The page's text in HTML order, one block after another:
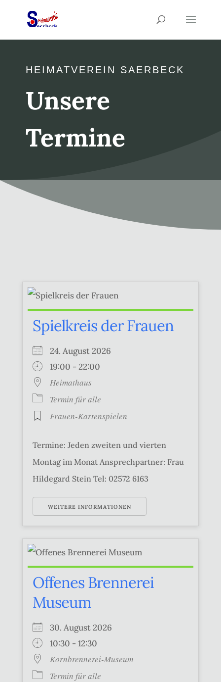
HEIMATVEREIN SAERBECK
Unsere
Termine
Spielkreis der Frauen
24. August 2026
19:00 - 22:00
Heimathaus
Termin für alle
Frauen-Kartenspielen
Termine: Jeden zweiten und vierten
Montag im Monat Ansprechpartner: Frau
Hildegard Stein Tel: 02572 6163
WEITERE INFORMATIONEN
Offenes Brennerei
Museum
30. August 2026
10:30 - 12:30
Kornbrennerei-Museum
Termin für alle